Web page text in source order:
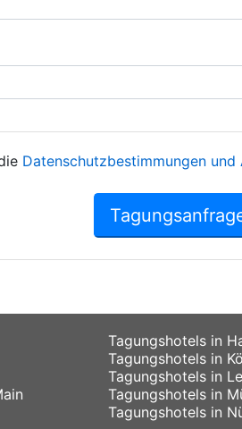
Datenschutzbestimmungen
Tagungshotels in
Tagungshotels in
Tagungshotels in
Tagungshotels in
Tagungshotels in